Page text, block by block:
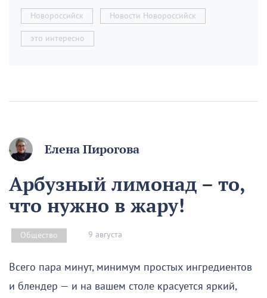
Новороссийск Новости Новороссийск
это интересно
Елена Пирогова
Арбузный лимонад – то,
что нужно в жару!
Общество 9 августа
Всего пара минут, минимум простых ингредиентов
и блендер — и на вашем столе красуется яркий,